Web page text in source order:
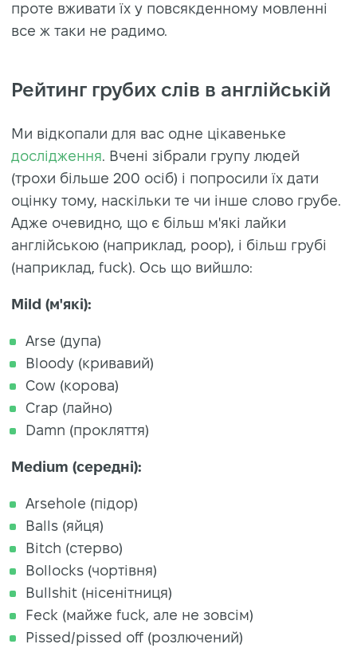
проте вживати їх у повсякденному мовленні
все ж таки не радимо.
Рейтинг грубих слів в англійській
Ми відкопали для вас одне цікавеньке
дослідження. Вчені зібрали групу людей
(трохи більше 200 осіб) і попросили їх дати
оцінку тому, наскільки те чи інше слово грубе.
Адже очевидно, що є більш м'які лайки
англійською (наприклад, poop), і більш грубі
(наприклад, fuck). Ось що вийшло:
Mild (м'які):
Arse (дупа)
Bloody (кривавий)
Cow (корова)
Crap (лайно)
Damn (прокляття)
Medium (середні):
Arsehole (підор)
Balls (яйця)
Bitch (стерво)
Bollocks (чортівня)
Bullshit (нісенітниця)
Feck (майже fuck, але не зовсім)
Pissed/pissed off (розлючений)